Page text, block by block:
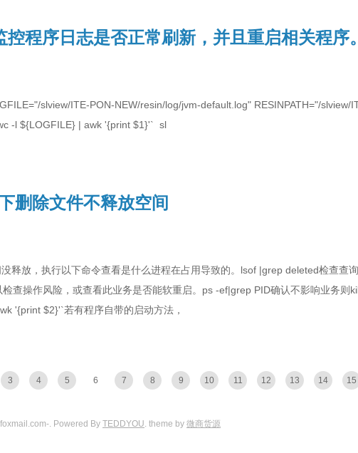
程序日志是否正常刷新，并且重启相关程序。
slview/ITE-PON-NEW/resin/log/jvm-default.log" RESINPATH="/slview/
-l ${LOGFILE} | awk '{print $1}'` sl
删除文件不释放空间
释放，执行以下命令查看是什么进程在占用导致的。lsof |grep deleted检查查
查操作风险，或查看此业务是否能软重启。ps -ef|grep PID确认不影响业务则
'{print $2}'`若有程序自带的启动方法，
3 4 5 6 7 8 9 10 11 12 13 14 15
. Powered By TEDDYOU. theme by 微商货源